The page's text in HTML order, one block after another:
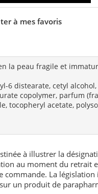
à mes favoris
la peau fragile et
6 distearate, cetyl alcohol,
copolymer, parfum
tocopheryl acetate,
à illustrer la
au moment du retrait
La
un produit de